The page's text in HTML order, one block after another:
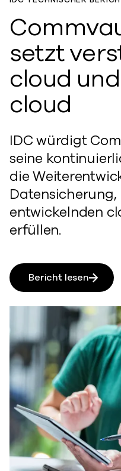
setzt
cloud
cloud
IDC würdigt
seine
die
Datensicherung,
entwickelnden
erfüllen.
Bericht lesen